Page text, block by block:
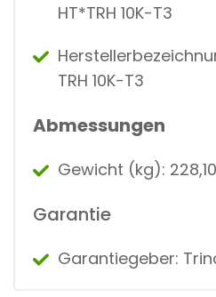
HT*TRH 10K-T3
TRH 10K-T3
Abmessungen
Gewicht (kg):
Garantie
Garantiegeber: